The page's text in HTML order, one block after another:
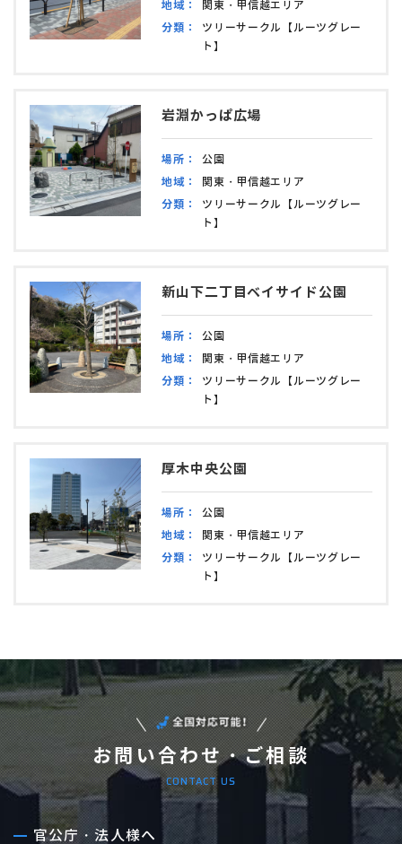
地域：
関東・甲信越エリア
分類：
ツリーサークル【ルーツグレー
ト】
岩淵かっぱ広場
場所：
公園
地域：
関東・甲信越エリア
分類：
ツリーサークル【ルーツグレー
ト】
新山下二丁目ベイサイド公園
場所：
公園
地域：
関東・甲信越エリア
分類：
ツリーサークル【ルーツグレー
ト】
厚木中央公園
場所：
公園
地域：
関東・甲信越エリア
分類：
ツリーサークル【ルーツグレー
ト】
お問い合わせ・ご相談
CONTACT US
官公庁・法人様へ